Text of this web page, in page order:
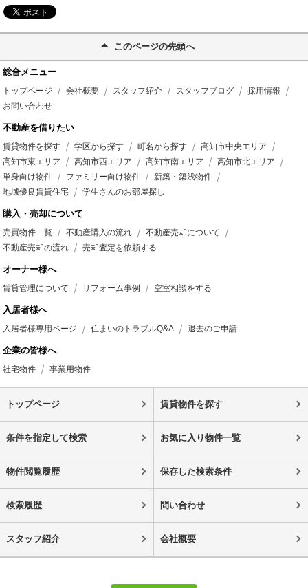
このページの先頭へ
総合メニュー
トップページ 会社概要 スタッフ紹介 スタッフブログ
採用情報
お問い合わせ
不動産を借りたい
賃貸物件を探す 学区から探す 町名から探す
高知市中央エリア
高知市東エリア
高知市西エリア 高知市南エリア
高知市北エリア
単身向け物件
ファミリー向け物件
新築・築浅物件
地域優良賃貸住宅
学生さんのお部屋探し
購入・売却について
売買物件一覧 不動産購入の流れ
不動産売却について
不動産売却の流れ
売却査定を依頼する
オーナー様へ
賃貸管理について リフォーム事例 空室相談をする
入居者様へ
入居者様専用ページ 住まいのトラブルQ&A 退去のご申請
企業の皆様へ
社宅物件 事業用物件
トップページ 賃貸物件を探す
条件を指定して検索 お気に入り物件一覧
物件閲覧履歴 保存した検索条件
検索履歴 問い合わせ
スタッフ紹介 会社概要